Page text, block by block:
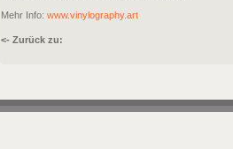
Mehr Info: www.vinylography.art
<- Zurück zu: